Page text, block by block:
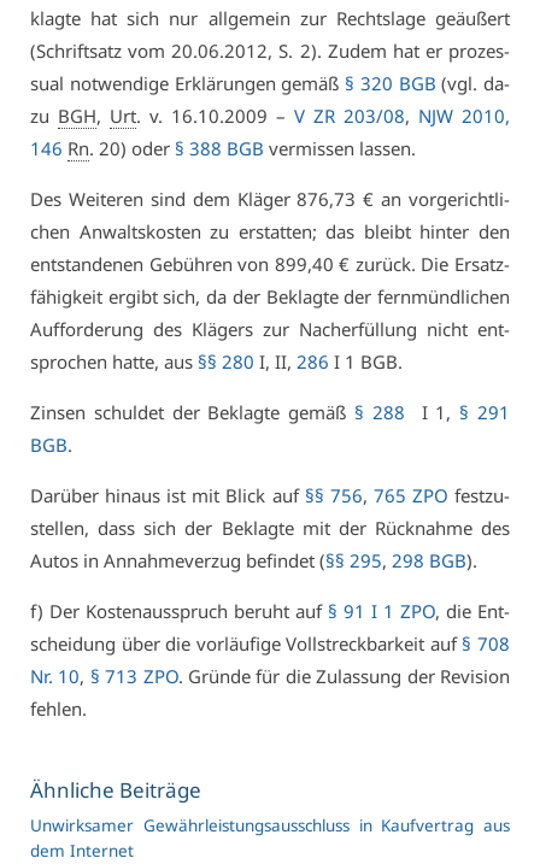
klag­te hat sich nur all­ge­mein zur Rechts­la­ge ge­äu­ßert
(Schrift­satz vom 20.06.2012, S. 2). Zu­dem hat er pro­zes­
su­al not­wen­di­ge Er­klä­run­gen ge­mäß § 320 BGB (vgl. da­
zu BGH, Urt. v. 16.10.2009 – V ZR 203/08, NJW 2010,
146 Rn. 20) oder § 388 BGB ver­mis­sen las­sen.
Des Wei­te­ren sind dem Klä­ger 876,73 € an vor­ge­richt­li­
chen An­walts­kos­ten zu er­stat­ten; das bleibt hin­ter den
ent­stan­de­nen Ge­büh­ren von 899,40 € zu­rück. Die Er­satz­
fä­hig­keit er­gibt sich, da der Be­klag­te der fern­münd­li­chen
Auf­for­de­rung des Klä­gers zur Nach­er­fül­lung nicht ent­
spro­chen hat­te, aus §§ 280 I, II, 286 I 1 BGB.
Zin­sen schul­det der Be­klag­te ge­mäß § 288 I 1, § 291
BGB.
Dar­über hin­aus ist mit Blick auf §§ 756, 765 ZPO fest­zu­
stel­len, dass sich der Be­klag­te mit der Rück­nah­me des
Au­tos in An­nah­me­ver­zug be­fin­det (§§ 295, 298 BGB).
f) Der Kos­ten­aus­spruch be­ruht auf § 91 I 1 ZPO, die Ent­
schei­dung über die vor­läu­fi­ge Voll­streck­bar­keit auf § 708
Nr. 10, § 713 ZPO. Grün­de für die Zu­las­sung der Re­vi­si­on
feh­len.
Ähn­li­che Bei­trä­ge
Un­wirk­sa­mer Ge­währ­leis­tungs­aus­schluss in Kauf­ver­trag aus
dem In­ter­net